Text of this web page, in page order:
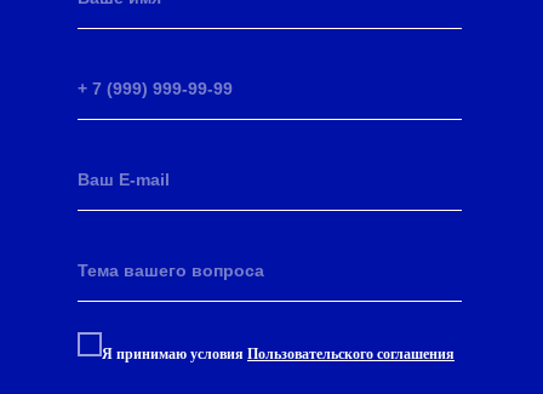
Я принимаю условия Пользовательского соглашения